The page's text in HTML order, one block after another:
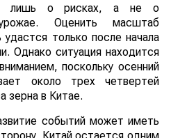
лишь о рисках, а не о
Оценить масштаб
только после начала
Однако ситуация находится
поскольку осенний
около трех четвертей
зерна в Китае.
событий может иметь